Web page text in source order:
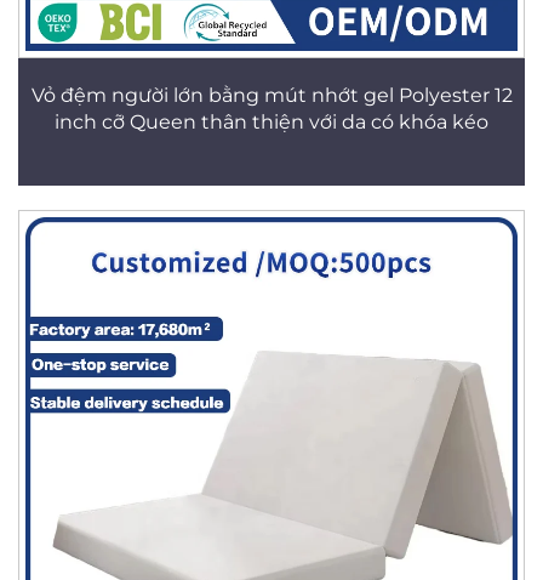
Vỏ đệm người lớn bằng mút nhớt gel Polyester 12
inch cỡ Queen thân thiện với da có khóa kéo